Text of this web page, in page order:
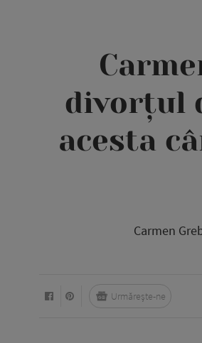
divorțul
acesta
Carmen
Urmărește-ne